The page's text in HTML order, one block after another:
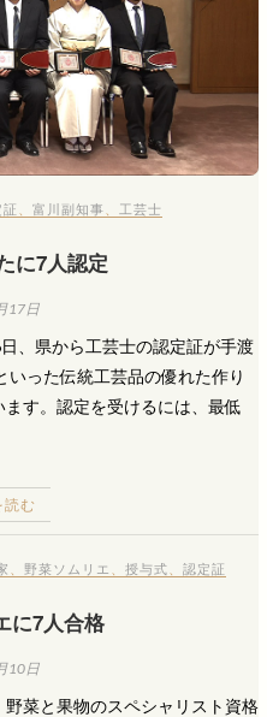
富川副知事 工芸士
に7人認定
17日
、県から工芸士の認定証が手渡
いった伝統工芸品の優れた作り
す。認定を受けるには、最低
読む
野菜ソムリエ 、授与式 、認定証
に7人合格
10日
菜と果物のスペシャリスト資格